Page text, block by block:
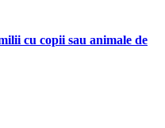
cu copii sau animale de